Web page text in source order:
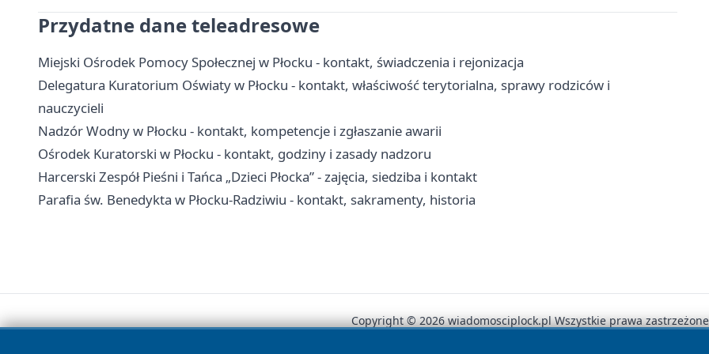
Przydatne dane teleadresowe
Miejski Ośrodek Pomocy Społecznej w Płocku - kontakt, świadczenia i rejonizacja
Delegatura Kuratorium Oświaty w Płocku - kontakt, właściwość terytorialna, sprawy rodziców i
nauczycieli
Nadzór Wodny w Płocku - kontakt, kompetencje i zgłaszanie awarii
Ośrodek Kuratorski w Płocku - kontakt, godziny i zasady nadzoru
Harcerski Zespół Pieśni i Tańca „Dzieci Płocka” - zajęcia, siedziba i kontakt
Parafia św. Benedykta w Płocku-Radziwiu - kontakt, sakramenty, historia
Copyright © 2026 wiadomosciplock.pl Wszystkie prawa